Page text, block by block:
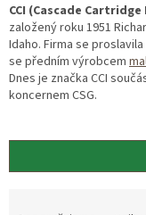
CCI (Cascade Cartridge
založený roku 1951
Idaho. Firma se
se předním výrobcem
Dnes je značka CCI
koncernem CSG.